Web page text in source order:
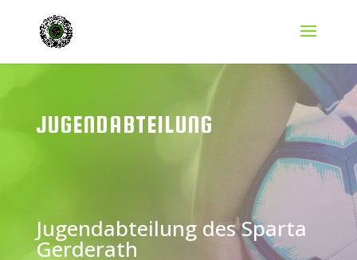
JUGENDABTEILUNG
Jugendabteilung des Sparta
Gerderath